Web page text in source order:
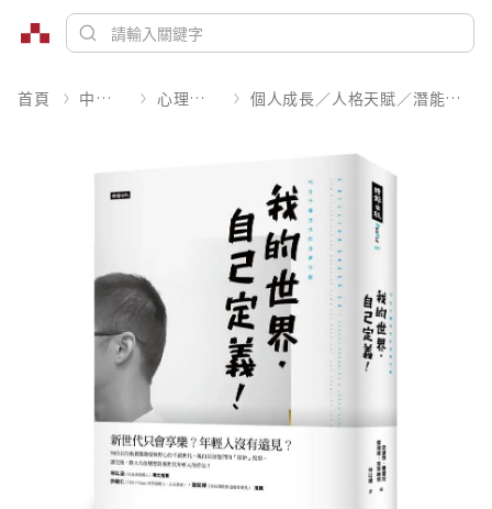
首頁 中文書 心理勵志 個人成長／人格天賦／潛能開發